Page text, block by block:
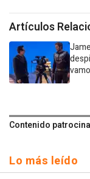
Artículos
Contenido
Lo más leído